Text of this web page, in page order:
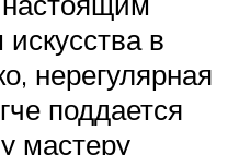
в
нерегулярная
поддается
мастеру